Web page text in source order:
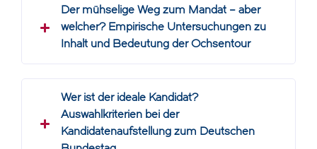
Der mühselige Weg zum Mandat – aber
welcher? Empirische Untersuchungen zu
Inhalt und Bedeutung der Ochsentour
Wer ist der ideale Kandidat?
Auswahlkriterien bei der
Kandidatenaufstellung zum Deutschen